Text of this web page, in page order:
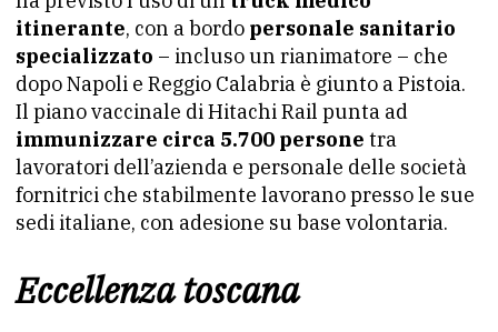
itinerante, con a bordo personale sanitario
specializzato – incluso un rianimatore – che
dopo Napoli e Reggio Calabria è giunto a Pistoia.
Il piano vaccinale di Hitachi Rail punta ad
immunizzare circa 5.700 persone tra
lavoratori dell’azienda e personale delle società
fornitrici che stabilmente lavorano presso le sue
sedi italiane, con adesione su base volontaria.
Eccellenza toscana